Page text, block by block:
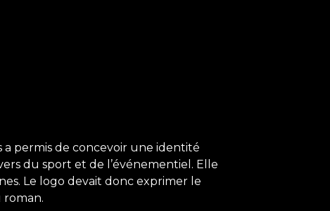
permis de concevoir une identité
du sport et de l’événementiel. Elle
Le logo devait donc exprimer le
roman.